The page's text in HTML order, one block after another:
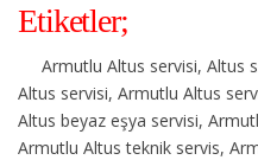
Etiketler;
Armutlu Altus servisi, Altus
Altus servisi, Armutlu Altus
Altus beyaz eşya servisi,
Armutlu Altus teknik servis,